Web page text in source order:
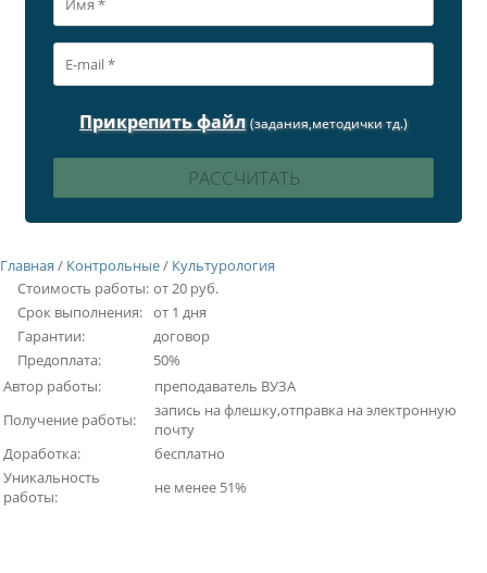
Прикрепить файл (задания,методички тд.)
Главная / Контрольные/ Культурология
Стоимость работы: от 20 руб.
Срок выполнения: от 1 дня
Гарантии:
договор
Предоплата:
50%
Автор работы:
преподаватель ВУЗА
Получение работы:
запись на флешку,отправка на электронную
почту
Доработка:
бесплатно
Уникальность
работы:
не менее 51%